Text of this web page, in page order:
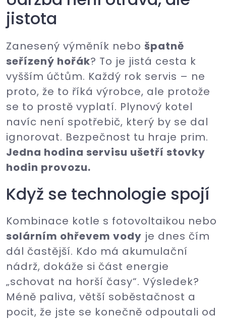
jistota
Zanesený výměník nebo špatně
seřízený hořák? To je jistá cesta k
vyšším účtům. Každý rok servis – ne
proto, že to říká výrobce, ale protože
se to prostě vyplatí. Plynový kotel
navíc není spotřebič, který by se dal
ignorovat. Bezpečnost tu hraje prim.
Jedna hodina servisu ušetří stovky
hodin provozu.
Když se technologie spojí
Kombinace kotle s fotovoltaikou nebo
solárním ohřevem vody je dnes čím
dál častější. Kdo má akumulační
nádrž, dokáže si část energie
„schovat na horší časy“. Výsledek?
Méně paliva, větší soběstačnost a
pocit, že jste se konečně odpoutali od